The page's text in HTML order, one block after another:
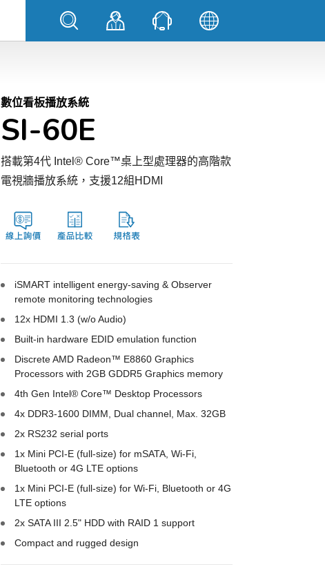
數位看板播放系統
SI-60E
搭載第4代 Intel® Core™桌上型處理器的高階款
電視牆播放系統，支援12組HDMI
iSMART intelligent energy-saving & Observer
remote monitoring technologies
12x HDMI 1.3 (w/o Audio)
Built-in hardware EDID emulation function
Discrete AMD Radeon™ E8860 Graphics
Processors with 2GB GDDR5 Graphics memory
4th Gen Intel® Core™ Desktop Processors
4x DDR3-1600 DIMM, Dual channel, Max. 32GB
2x RS232 serial ports
1x Mini PCI-E (full-size) for mSATA, Wi-Fi,
Bluetooth or 4G LTE options
1x Mini PCI-E (full-size) for Wi-Fi, Bluetooth or 4G
LTE options
2x SATA III 2.5" HDD with RAID 1 support
Compact and rugged design